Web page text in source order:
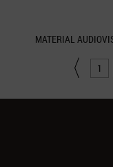
MATERIAL
1